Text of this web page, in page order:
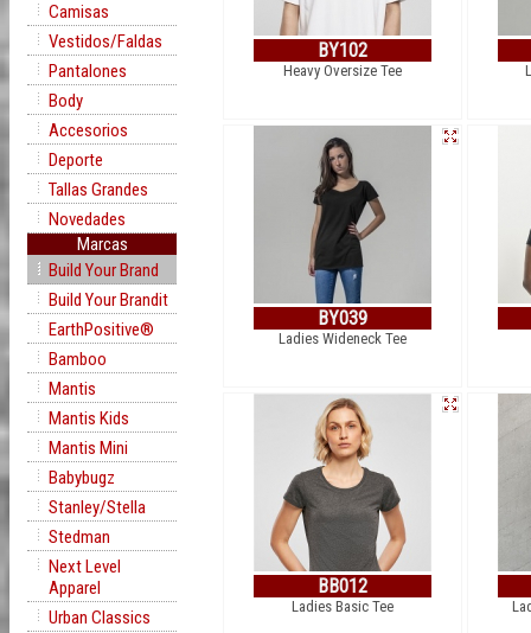
Camisas
Vestidos/Faldas
Pantalones
Body
Accesorios
Deporte
Tallas Grandes
Novedades
Marcas
Build Your Brand
Build Your Brandit
EarthPositive®
Bamboo
Mantis
Mantis Kids
Mantis Mini
Babybugz
Stanley/Stella
Stedman
Next Level
Apparel
Urban Classics
BY102
Heavy Oversize Tee
BY039
Ladies Wideneck Tee
BB012
Ladies Basic Tee